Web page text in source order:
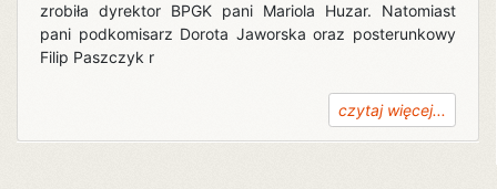
zrobiła dyrektor BPGK pani Mariola Huzar. Natomiast
pani podkomisarz Dorota Jaworska oraz posterunkowy
Filip Paszczyk r
czytaj więcej...